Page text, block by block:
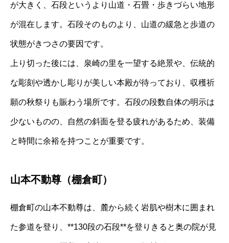
が大きく、石段というより山道・石畳・歩きづらい地形
が混在します。石段そのものより、山道の緩急と歩道の
状態がきつさの要因です。
上り切った後には、泉崎の里を一望する絶景や、伝統的
な彫刻や透かし彫りが美しい本殿が待っており、収穫祈
願の秋祭りも賑わう場所です。石段の段数自体の明示は
少ないものの、自然の斜面を登る疲れがあるため、装備
と時間に余裕を持つことが重要です。
山本不動尊（棚倉町）
棚倉町の山本不動尊は、麓から続く岩肌や樹木に囲まれ
た参道を登り、**130段の石段**を登りきると奥の院が見